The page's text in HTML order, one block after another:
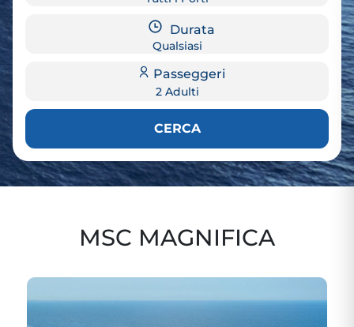
Durata
Qualsiasi
Passeggeri
2 Adulti
CERCA
MSC MAGNIFICA